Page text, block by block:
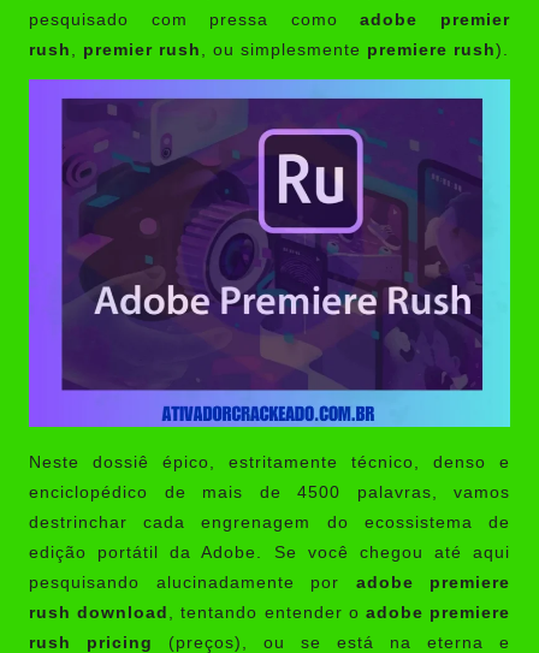
pesquisado com pressa comoadobe premier
rush
premier rush , ou simplesmente premiere rush).
Neste dossiê épico, estritamente técnico, denso e
enciclopédico de mais de 4500 palavras, vamos
destrinchar cada engrenagem do ecossistema de
edição portátil da Adobe. Se você chegou até aqui
pesquisando alucinadamente por adobe premiere
rush download
, tentando entender o adobe premiere
rush pricing
(preços), ou se está na eterna e